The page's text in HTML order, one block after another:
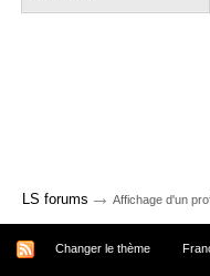
LS forums → Affichage d'un
Changer le thème